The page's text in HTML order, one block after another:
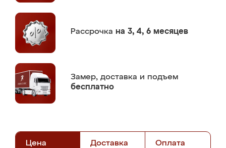
Рассрочка на 3, 4, 6 месяцев
Замер, доставка и подъем
бесплатно
Цена Доставка Оплата